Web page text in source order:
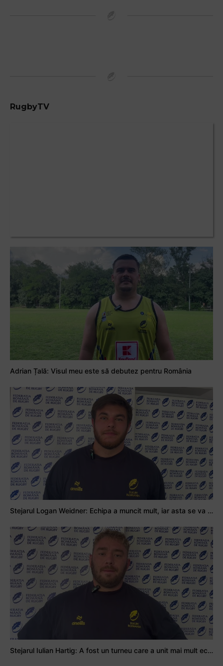
RugbyTV
Adrian Țală: Visul meu este să debutez pentru România
Stejarul Logan Weidner: Echipa a muncit mult, iar asta se va vedea în meciurile de la Nations Cup
Stejarul Iulian Hartig: A fost un turneu care a unit mai mult echipa